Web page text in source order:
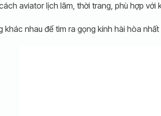
aviator lịch lãm, thời trang, phù hợp với
khác nhau để tìm ra gọng kính hài hòa